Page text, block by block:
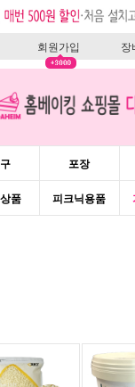
회원가입 장
포장
품 피크닉용품